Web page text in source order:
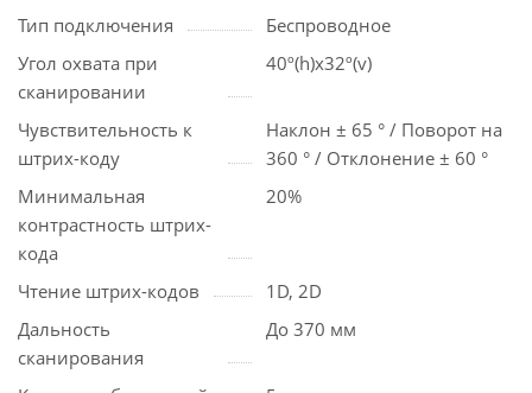
Тип подключения
Беспроводное
Угол охвата при
сканировании
40º(h)x32º(v)
Чувствительность к
штрих-коду
Наклон ± 65 ° / Поворот на
360 ° / Отклонение ± 60 °
Минимальная
контрастность штрих-
кода
20%
Чтение штрих-кодов
1D, 2D
Дальность
сканирования
До 370 мм